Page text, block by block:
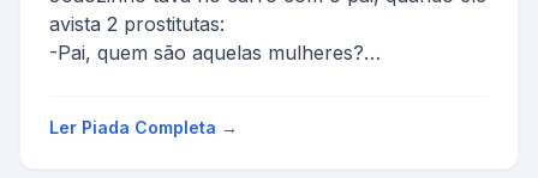
avista 2 prostitutas:
-Pai, quem são aquelas mulheres?
O pai, se...
Ler Piada Completa →